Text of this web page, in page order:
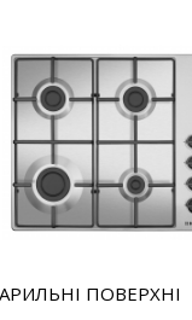
ПОВЕРХНІ